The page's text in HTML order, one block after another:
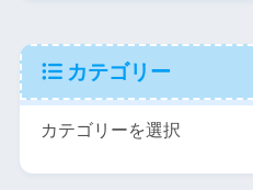
カテゴリー